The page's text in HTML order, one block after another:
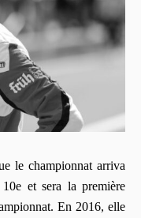
le championnat arriva
et sera la première
En 2016, elle